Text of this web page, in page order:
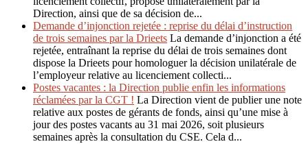
Direction, ainsi que de sa décision de...
Demande d’injonction rejetée : reprise du délai d’instruction
de trois semaines par la Drieets La demande d’injonction a été
rejetée, entraînant la reprise du délai de trois semaines dont
dispose la Drieets pour homologuer la décision unilatérale de
l’employeur relative au licenciement collecti...
Postes vacantes : la Direction publie enfin les informations
réclamées par la CGT ! La Direction vient de publier une note
relative aux postes de gérants de fonds, ainsi qu’une mise à
jour des postes vacants au 31 mai 2026, soit plusieurs
semaines après la consultation du CSE. Cela d...